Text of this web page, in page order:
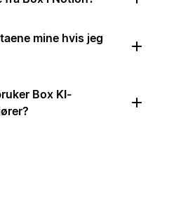
mine hvis jeg
Box KI-